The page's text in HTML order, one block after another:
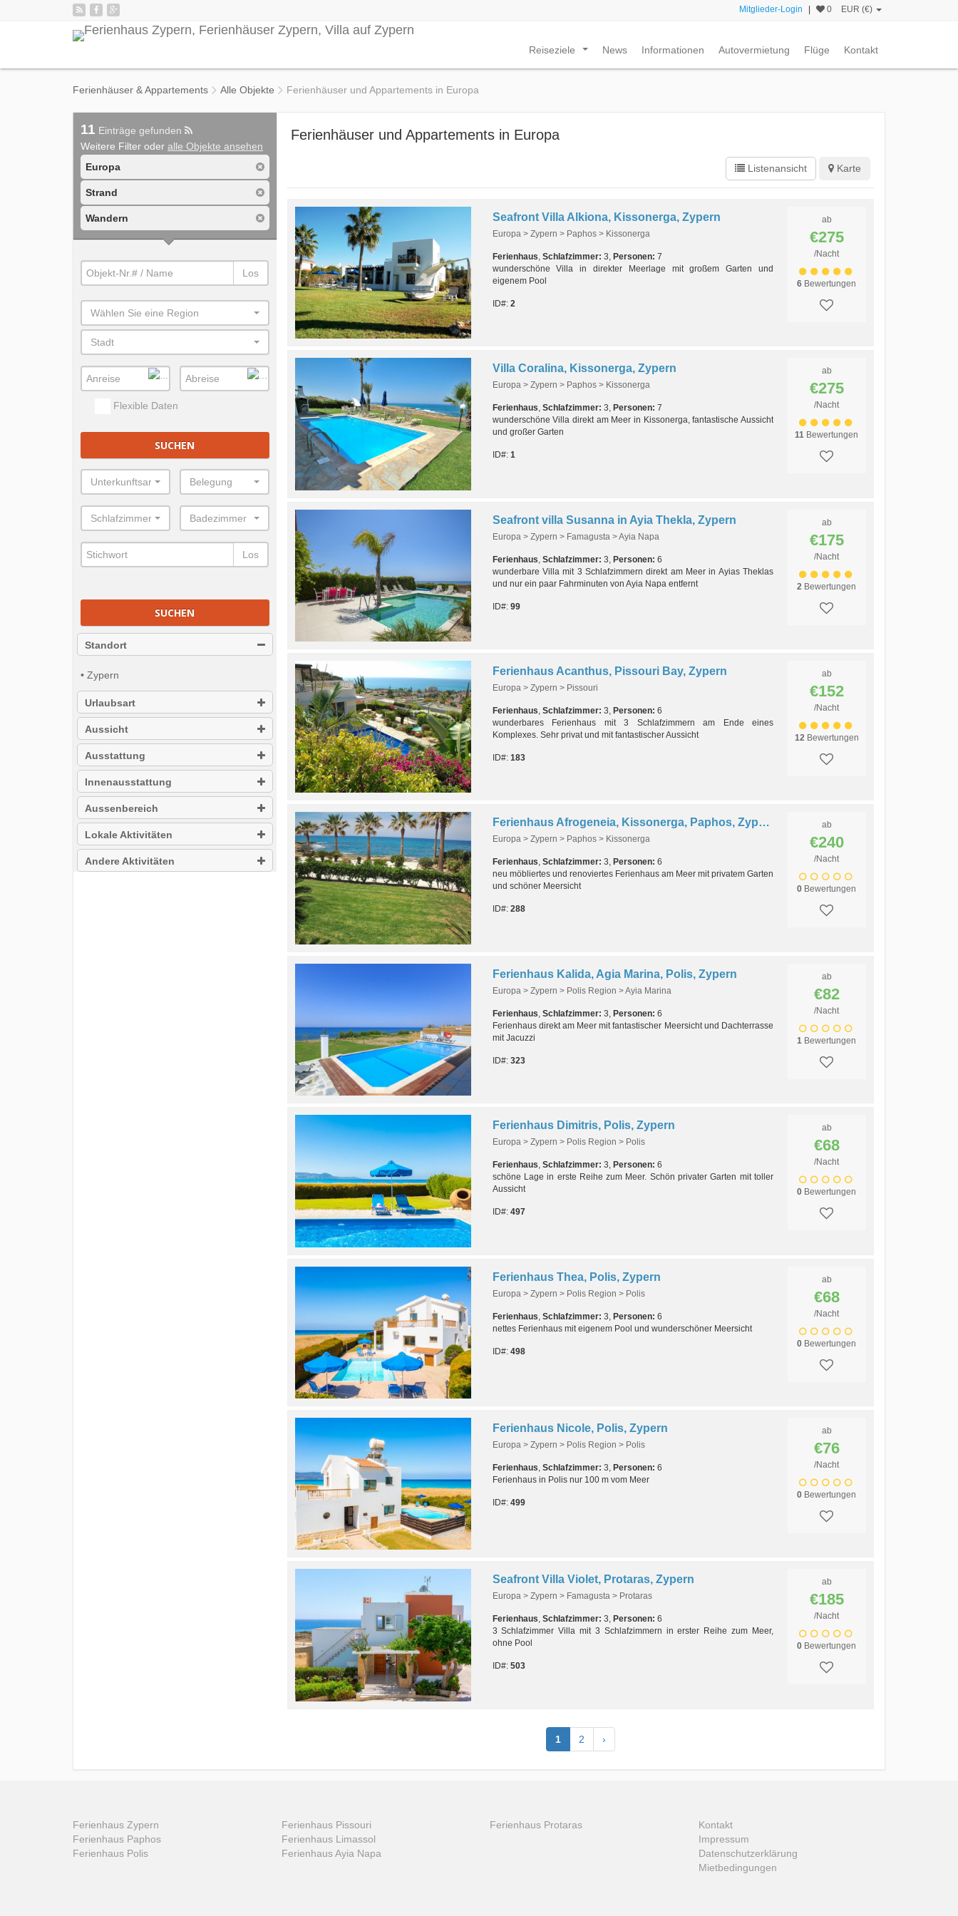
Mitglieder-Login 0 EUR (€)
Reiseziele News Informationen Autovermietung Flüge Kontakt
Ferienhäuser & Appartements Alle Objekte Ferienhäuser und Appartements in Europa
Ferienhäuser und Appartements in Europa
Listenansicht Karte
Seafront Villa Alkiona, Kissonerga, Zypern
Europa > Zypern > Paphos > Kissonerga
Ferienhaus, Schlafzimmer: 3, Personen: 7
wunderschöne Villa in direkter Meerlage mit großem Garten und
eigenem Pool
ID#: 2
ab
€275
/Nacht
6 Bewertungen
Villa Coralina, Kissonerga, Zypern
Europa > Zypern > Paphos > Kissonerga
Ferienhaus, Schlafzimmer: 3, Personen: 7
wunderschöne Villa direkt am Meer in Kissonerga, fantastische Aussicht
und großer Garten
ID#: 1
ab
€275
/Nacht
11 Bewertungen
Seafront villa Susanna in Ayia Thekla, Zypern
Europa > Zypern > Famagusta > Ayia Napa
Ferienhaus Schlafzimmer: 3, Personen: 6
wunderbare Villa mit 3 Schlafzimmern direkt am Meer in Ayias Theklas
und nur ein paar Fahrminuten von Ayia Napa entfernt
ID#: 99
ab
€175
/Nacht
2 Bewertungen
Ferienhaus Acanthus, Pissouri Bay, Zypern
Europa > Zypern > Pissouri
Ferienhaus, Schlafzimmer: 3, Personen: 6
wunderbares Ferienhaus mit 3 Schlafzimmern am Ende eines
Komplexes. Sehr privat und mit fantastischer Aussicht
ID#: 183
ab
€152
/Nacht
12Bewertungen
Ferienhaus Afrogeneia, Kissonerga, Paphos, Zypern
Europa > Zypern > Paphos > Kissonerga
Ferienhaus, Schlafzimmer: 3, Personen: 6
neu möbliertes und renoviertes Ferienhaus am Meer mit privatem Garten
und schöner Meersicht
ID#: 288
ab
€240
/Nacht
0 Bewertungen
Ferienhaus Kalida, Agia Marina, Polis, Zypern
Europa > Zypern > Polis Region > Ayia Marina
Ferienhaus Schlafzimmer: 3, Personen: 6
Ferienhaus direkt am Meer mit fantastischer Meersicht und Dachterrasse
mit Jacuzzi
ID#: 323
ab
€82
/Nacht
1 Bewertungen
Ferienhaus Dimitris, Polis, Zypern
Europa > Zypern > Polis Region > Polis
Ferienhaus, Schlafzimmer: 3, Personen: 6
schöne Lage in erste Reihe zum Meer. Schön privater Garten mit toller
Aussicht
ID#: 497
ab
€68
/Nacht
0 Bewertungen
Ferienhaus Thea, Polis, Zypern
Europa > Zypern > Polis Region > Polis
Ferienhaus Schlafzimmer: 3, Personen: 6
nettes Ferienhaus mit eigenem Pool und wunderschöner Meersicht
ID#: 498
ab
€68
/Nacht
0 Bewertungen
Ferienhaus Nicole, Polis, Zypern
Europa > Zypern > Polis Region > Polis
Ferienhaus, Schlafzimmer: 3, Personen: 6
Ferienhaus in Polis nur 100 m vom Meer
ID#: 499
ab
€76
/Nacht
0 Bewertungen
Seafront Villa Violet, Protaras, Zypern
Europa > Zypern > Famagusta > Protaras
Ferienhaus, Schlafzimmer: 3, Personen: 6
3 Schlafzimmer Villa mit 3 Schlafzimmern in erster Reihe zum Meer,
ohne Pool
ID#: 503
ab
€185
/Nacht
0 Bewertungen
1 2 ›
11 Einträge gefunden
Weitere Filter oder alle Objekte ansehen
Europa
Strand
Wandern
Los
Wählen Sie eine Region
Stadt
Flexible Daten
SUCHEN
Unterkunftsart Belegung
Schlafzimmer Badezimmer
Los
SUCHEN
Standort
• Zypern
Urlaubsart
Aussicht
Ausstattung
Innenausstattung
Aussenbereich
Lokale Aktivitäten
Andere Aktivitäten
Ferienhaus Zypern
Ferienhaus Paphos
Ferienhaus Polis
Ferienhaus Pissouri
Ferienhaus Limassol
Ferienhaus Ayia Napa
Ferienhaus Protaras
Kontakt
Impressum
Datenschutzerklärung
Mietbedingungen